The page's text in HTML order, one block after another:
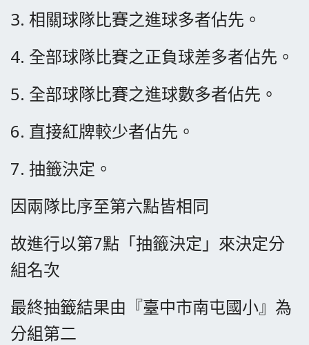
3. 相關球隊比賽之進球多者佔先。
4. 全部球隊比賽之正負球差多者佔先。
5. 全部球隊比賽之進球數多者佔先。
6. 直接紅牌較少者佔先。
7. 抽籤決定。
因兩隊比序至第六點皆相同
故進行以第7點「抽籤決定」來決定分
組名次
最終抽籤結果由『臺中市南屯國小』為
分組第二